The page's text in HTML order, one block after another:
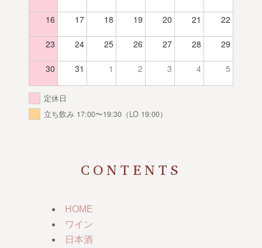
16 17 18 19 20 21 22
23 24 25 26 27 28 29
30 31 1 2 3 4 5
定休日
立ち飲み 17:00〜19:30（LO 19:00）
CONTENTS
HOME
ワイン
日本酒